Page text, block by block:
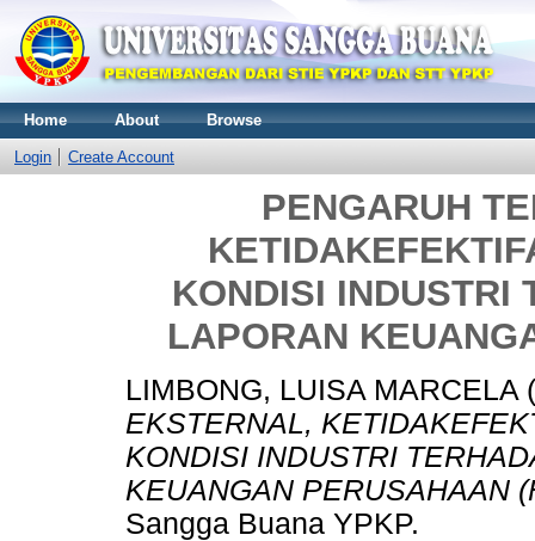
Home About Browse
Login Create Account
PENGARUH
KONDISI INDUSTRI
LAPORAN
LIMBONG, LUISA MARCELA
EKSTERNAL,
KONDISI INDUSTRI
KEUANGAN PERUSAHAAN
Sangga Buana YPKP.